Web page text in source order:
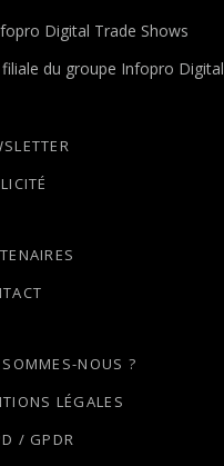
Digital Trade Shows
du groupe Infopro Digital
NOUS ?
LÉGALES
/ GPDR